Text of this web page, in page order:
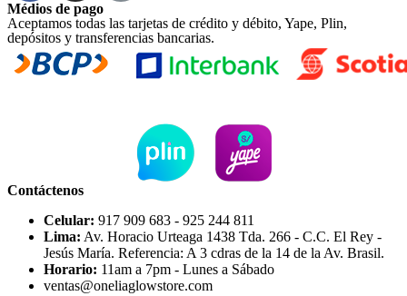
Médios de pago
Aceptamos todas las tarjetas de crédito y débito, Yape, Plin,
depósitos y transferencias bancarias.
Contáctenos
Celular: 917 909 683 - 925 244 811
Lima: Av. Horacio Urteaga 1438 Tda. 266 - C.C. El Rey -
Jesús María. Referencia: A 3 cdras de la 14 de la Av. Brasil.
Horario: 11am a 7pm - Lunes a Sábado
ventas@oneliaglowstore.com